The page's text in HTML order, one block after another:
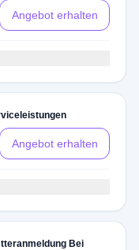
Angebot erhalten
Angebot erhalten
Bei